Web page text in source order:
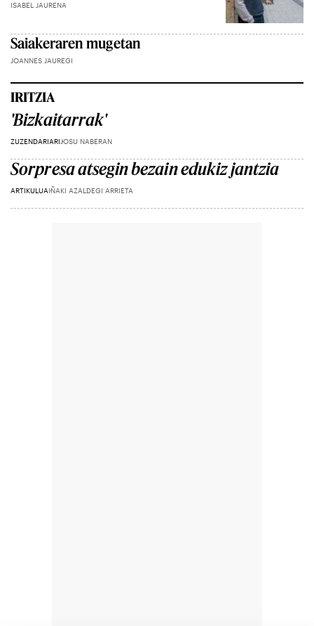
ISABEL JAURENA
Saiakeraren mugetan
JOANNES JAUREGI
IRITZIA
'Bizkaitarrak'
ZUZENDARIARI JOSU NABERAN
Sorpresa atsegin bezain edukiz jantzia
ARTIKULUAIÑAKI AZALDEGI ARRIETA